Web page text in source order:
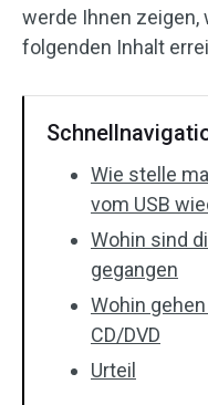
werde Ihnen zeigen,
folgenden Inhalt
Wie stelle
vom USB
Wohin sind
gegangen
Wohin
CD/DVD
Urteil